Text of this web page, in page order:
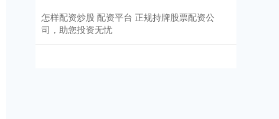
怎样配资炒股 配资平台 正规持牌股票配资公
司，助您投资无忧